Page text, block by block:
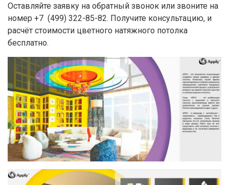
Оставляйте заявку на обратный звонок или звоните на
номер +7 (499) 322-85-82. Получите консультацию, и
расчёт стоимости цветного натяжного потолка
бесплатно.